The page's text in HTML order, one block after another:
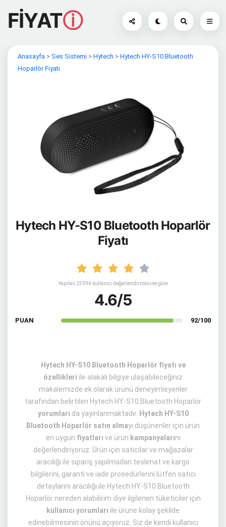
FİYATⓘ
Anasayfa > Ses Sistemi > Hytech > Hytech HY-S10 Bluetooth
Hoparlör Fiyatı
Hytech HY-S10 Bluetooth Hoparlör
Fiyatı
Yapılan 23594 kullanıcı değerlendirmesine göre
4.6/5
PUAN 92/100
Hytech HY-S10 Bluetooth Hoparlör fiyatı ve
özellikleri ile alakalı bilgiye ulaşabileceğiniz
makalemizde ek olarak ürünü deneyimleyenler
tarafından belirtilen Hytech HY-S10 Bluetooth Hoparlör
yorumları da yayınlanmaktadır. Hytech HY-S10
Bluetooth Hoparlör satın almayı düşünenler için ürün
en uygun fiyatları ve ürün kampanyalarını
değerlendiriyoruz. Ürün için satıcılar ve mağazalar
aracılığı ile sipariş yapılmadan teslimat ve kargo
bilgilerini, garanti ve iade prosedürlerini lütfen satıcı
detaylarını aracılığı ile Hytech HY-S10 Bluetooth
Hoparlör nereden alabilirim diye ilgilenen tüketiciler için
kullanıcı yorumları ile ürüne kolay şekilde
edinebilmesinin önünü açıyoruz. Siz de kendi kullanıcı